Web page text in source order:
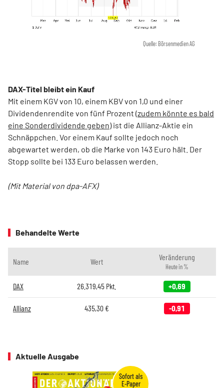
Quelle: Börsenmedien AG
DAX-Titel bleibt ein Kauf
Mit einem KGV von 10, einem KBV von 1,0 und einer
Dividendenrendite von fünf Prozent (zudem könnte es bald
eine Sonderdividende geben) ist die Allianz-Aktie ein
Schnäppchen. Vor einem Kauf sollte jedoch noch
abgewartet werden, ob die Marke von 143 Euro hält. Der
Stopp sollte bei 133 Euro belassen werden.
(Mit Material von dpa-AFX)
Behandelte Werte
Name Wert Veränderung
Heute in %
DAX 26.319,45 Pkt. +0,69
Allianz 435,30€ -0,91
Aktuelle Ausgabe